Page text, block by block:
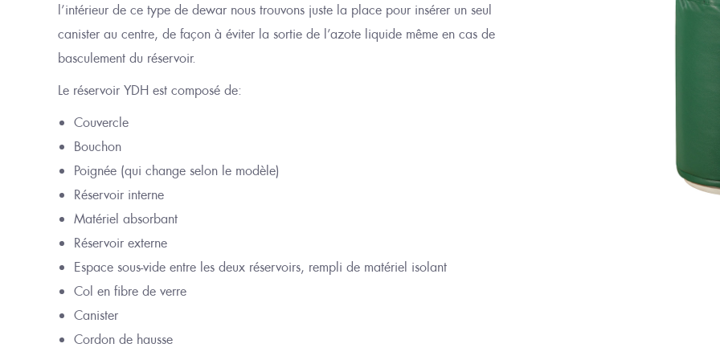
l’intérieur de ce type de dewar nous trouvons juste la place pour insérer un seul
canister au centre, de façon à éviter la sortie de l’azote liquide même en cas de
basculement du réservoir.
Le réservoir YDH est composé de:
Couvercle
Bouchon
Poignée (qui change selon le modèle)
Réservoir interne
Matériel absorbant
Réservoir externe
Espace sous-vide entre les deux réservoirs, rempli de matériel isolant
Col en fibre de verre
Canister
Cordon de hausse